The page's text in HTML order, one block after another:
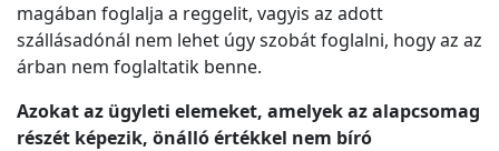
magában foglalja a reggelit, vagyis az adott
szállásadónál nem lehet úgy szobát foglalni, hogy az az
árban nem foglaltatik benne.
Azokat az ügyleti elemeket, amelyek az alapcsomag
részét képezik, önálló értékkel nem bíró